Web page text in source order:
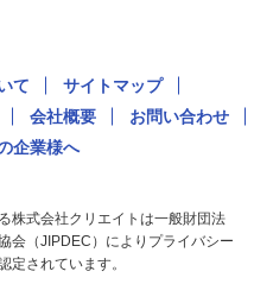
て
サイトマップ
会社概要
お問い合わせ
企業様へ
株式会社クリエイトは一般財団法
会（JIPDEC）によりプライバシー
定されています。